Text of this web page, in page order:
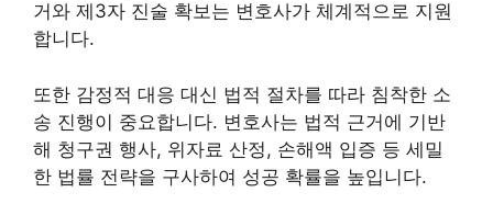
거와 제3자 진술 확보는 변호사가 체계적으로 지원
합니다.
또한 감정적 대응 대신 법적 절차를 따라 침착한 소
송 진행이 중요합니다. 변호사는 법적 근거에 기반
해 청구권 행사, 위자료 산정, 손해액 입증 등 세밀
한 법률 전략을 구사하여 성공 확률을 높입니다.